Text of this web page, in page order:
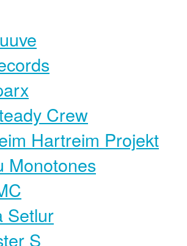
Crew
Hartreim Projekt
Monotones
Setlur
S